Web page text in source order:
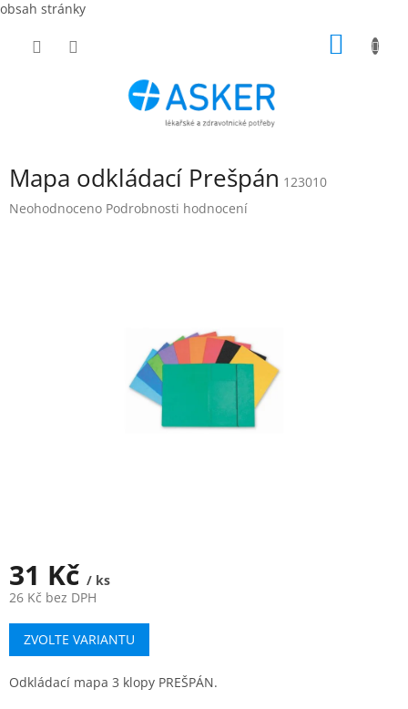
obsah stránky
Mapa odkládací Prešpán 123010
Průměrné
Neohodnoceno Podrobnosti hodnocení
31 Kč / ks
26 Kč bez DPH
Měrná
cena:
ZVOLTE VARIANTU
Odkládací mapa 3 klopy PREŠPÁN.